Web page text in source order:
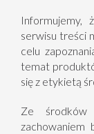
Informujemy,
serwisu treści
celu
temat
się z etykietą
Ze środków
zachowaniem